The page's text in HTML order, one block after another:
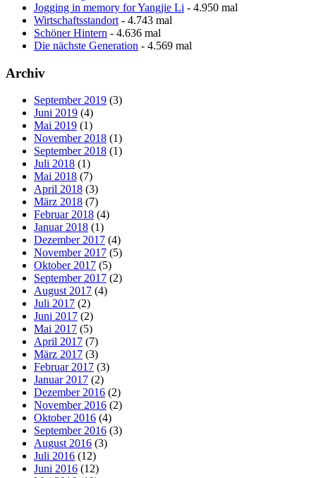
Jogging in memory for Yangjie Li - 4.950 mal
Wirtschaftsstandort - 4.743 mal
Schöner Hintern - 4.636 mal
Die nächste Generation - 4.569 mal
Archiv
September 2019 (3)
Juni 2019 (4)
Mai 2019 (1)
November 2018 (1)
September 2018 (1)
Juli 2018 (1)
Mai 2018 (7)
April 2018 (3)
März 2018 (7)
Februar 2018 (4)
Januar 2018 (1)
Dezember 2017 (4)
November 2017 (5)
Oktober 2017 (5)
September 2017 (2)
August 2017 (4)
Juli 2017 (2)
Juni 2017 (2)
Mai 2017 (5)
April 2017 (7)
März 2017 (3)
Februar 2017 (3)
Januar 2017 (2)
Dezember 2016 (2)
November 2016 (2)
Oktober 2016 (4)
September 2016 (3)
August 2016 (3)
Juli 2016 (12)
Juni 2016 (12)